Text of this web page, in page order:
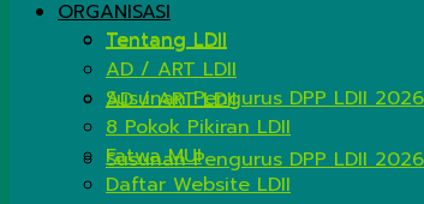
Tentang LDII
AD / ART LDII
Susunan Pengurus DPP LDII
ORGANISASI
Tentang LDII
AD / ART LDII
Susunan Pengurus DPP LDII
8 Pokok Pikiran LDII
Fatwa MUI
Daftar Website LDII